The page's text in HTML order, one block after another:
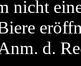
nicht
d.